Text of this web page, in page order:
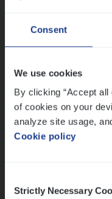
Consent
We use cookies
By clicking “Accept
of cookies on your
analyze site usage,
Cookie policy
Selection
Strictly Necessary
Busi­ness
People
Antwerpen
(Agi­le)IT